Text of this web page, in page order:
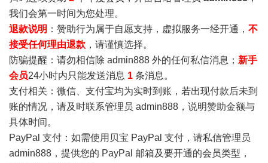
我们会第一时间为您处理。
退款说明 ：赞助行为属于自愿支持，虚拟服务一经开通， 不
接受任何理由退款 ，请谨慎选择。
防骗提醒：请勿相信除 admin888 外的任何私信消息； 新手
会员24小时内只能发送消息 1 条消息。
支付相关：微信、支付宝均为实时到账，若出现付款后未到
账的情况，请及时联系管理员 admin888，说明赞助金额与
具体时间。
PayPal 支付：如需使用贝宝 PayPal 支付，请私信管理员
admin888，提供您的 PayPal 邮箱及要开通的会员类型，